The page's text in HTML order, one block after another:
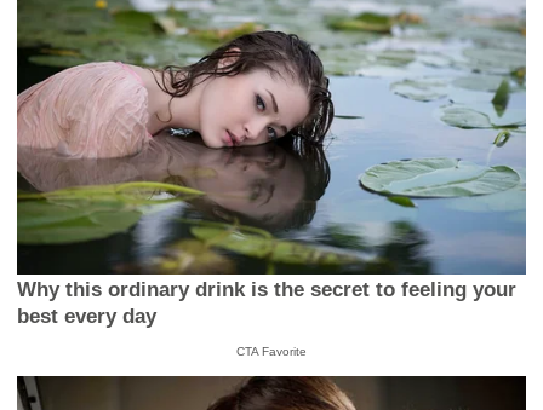
Why this ordinary drink is the secret to feeling your
best every day
CTA Favorite